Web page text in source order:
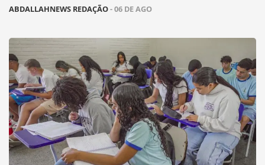
ABDALLAHNEWS REDAÇÃO- 06 DE AGO